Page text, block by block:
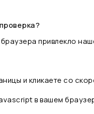
привлекло
и кликаете со
в вашем